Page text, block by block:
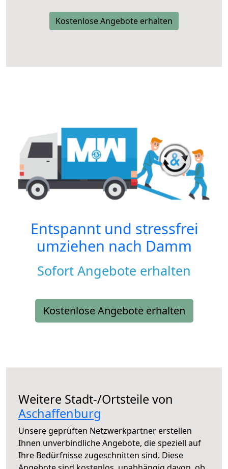
Kostenlose Angebote erhalten
Entspannt und stressfrei
umziehen nach Damm
Sofort Angebote erhalten
Kostenlose Angebote erhalten
Weitere Stadt-/Ortsteile von
Aschaffenburg
Unsere geprüften Netzwerkpartner erstellen
Ihnen unverbindliche Angebote, die speziell auf
Ihre Bedürfnisse zugeschnitten sind. Diese